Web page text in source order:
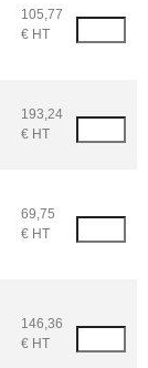
105,77
€ HT
193,24
€ HT
69,75
€ HT
146,36
€ HT